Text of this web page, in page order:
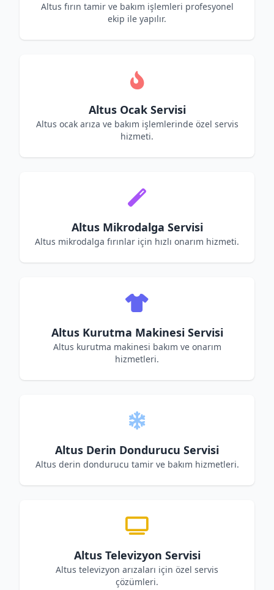
Altus fırın tamir ve bakım işlemleri profesyonel
ekip ile yapılır.
Altus Ocak Servisi
Altus ocak arıza ve bakım işlemlerinde özel servis
hizmeti.
Altus Mikrodalga Servisi
Altus mikrodalga fırınlar için hızlı onarım hizmeti.
Altus Kurutma Makinesi Servisi
Altus kurutma makinesi bakım ve onarım
hizmetleri.
Altus Derin Dondurucu Servisi
Altus derin dondurucu tamir ve bakım hizmetleri.
Altus Televizyon Servisi
Altus televizyon arızaları için özel servis
çözümleri.